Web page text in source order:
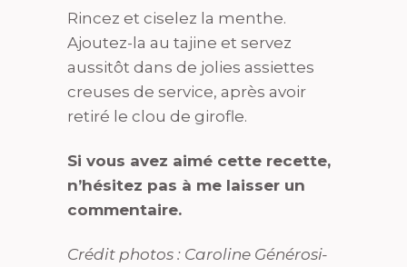
Rincez et ciselez la menthe.
Ajoutez-la au tajine et servez
aussitôt dans de jolies assiettes
creuses de service, après avoir
retiré le clou de girofle.
Si vous avez aimé cette recette,
n’hésitez pas à me laisser un
commentaire.
Crédit photos : Caroline Générosi-